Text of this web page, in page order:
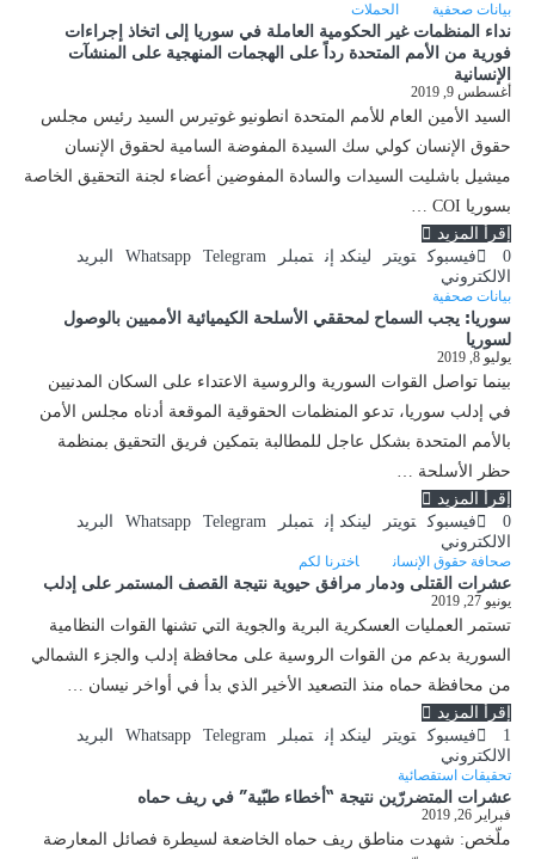
بيانات صحفية الحملات
نداء المنظمات غير الحكومية العاملة في سوريا إلى اتخاذ إجراءات
فورية من الأمم المتحدة رداً على الهجمات المنهجية على المنشآت
الإنسانية
أغسطس 9, 2019
السيد الأمين العام للأمم المتحدة انطونيو غوتيرس السيد رئيس مجلس
حقوق الإنسان كولي سك السيدة المفوضة السامية لحقوق الإنسان
ميشيل باشليت السيدات والسادة المفوضين أعضاء لجنة التحقيق الخاصة
بسوريا COI …
إقرأ المزيد
0
فيسبوك تويتر لينكد إن تمبلر Whatsapp Telegram
البريد
الالكتروني
بيانات صحفية
سوريا: يجب السماح لمحققي الأسلحة الكيميائية الأمميين بالوصول
لسوريا
يوليو 8, 2019
بينما تواصل القوات السورية والروسية الاعتداء على السكان المدنيين
في إدلب سوريا، تدعو المنظمات الحقوقية الموقعة أدناه مجلس الأمن
بالأمم المتحدة بشكل عاجل للمطالبة بتمكين فريق التحقيق بمنظمة
حظر الأسلحة …
إقرأ المزيد
0
فيسبوك تويتر لينكد إن تمبلر Whatsapp Telegram
البريد
الالكتروني
صحافة حقوق الإنسان اخترنا لكم
عشرات القتلى ودمار مرافق حيوية نتيجة القصف المستمر على إدلب
يونيو 27, 2019
تستمر العمليات العسكرية البرية والجوية التي تشنها القوات النظامية
السورية بدعم من القوات الروسية على محافظة إدلب والجزء الشمالي
من محافظة حماه منذ التصعيد الأخير الذي بدأ في أواخر نيسان …
إقرأ المزيد
1
فيسبوك تويتر لينكد إن تمبلر Whatsapp Telegram
البريد
الالكتروني
تحقيقات استقصائية
عشرات المتضررّين نتيجة “أخطاء طبّية” في ريف حماه
فبراير 26, 2019
ملّخص: شهدت مناطق ريف حماه الخاضعة لسيطرة فصائل المعارضة